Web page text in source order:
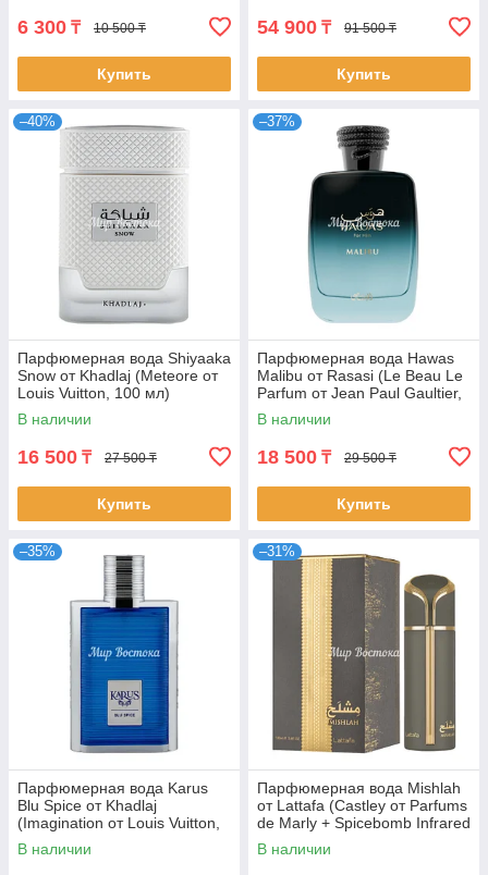
6 300 ₸ 10 500 ₸
Купить
54 900 ₸ 91 500 ₸
Купить
–40%
Парфюмерная вода Shiyaaka
Snow от Khadlaj (Meteore от
Louis Vuitton, 100 мл)
В наличии
16 500 ₸ 27 500 ₸
Купить
–37%
Парфюмерная вода Hawas
Malibu от Rasasi (Le Beau Le
Parfum от Jean Paul Gaultier,
100 мл)
В наличии
18 500 ₸ 29 500 ₸
Купить
–35%
Парфюмерная вода Karus
Blu Spice от Khadlaj
(Imagination от Louis Vuitton,
100 мл)
В наличии
–31%
Парфюмерная вода Mishlah
от Lattafa (Castley от Parfums
de Marly + Spicebomb Infrared
от Viktor&Rolf, 100 мл)
В наличии